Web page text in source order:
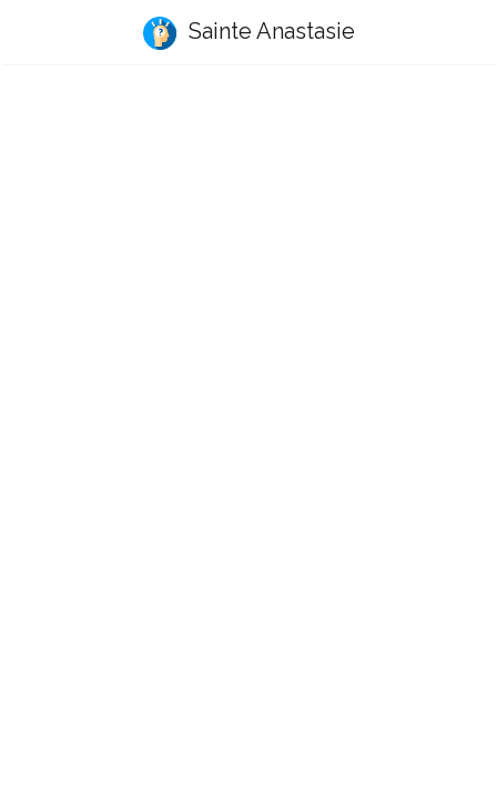
Sainte Anastasie